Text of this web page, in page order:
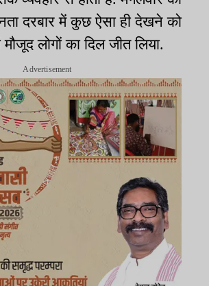
दरबार में कुछ ऐसा ही देखने को
लोगों का दिल जीत लिया.
Advertisement